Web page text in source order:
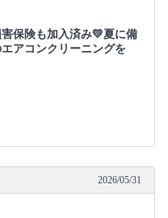
保険も加入済み💛夏に備
アコンクリーニングを
2026/05/31